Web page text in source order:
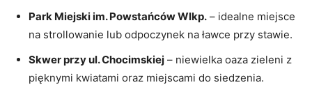
Park Miejski im. Powstańców Wlkp. –⁤ idealne miejsce⁢
na strollowanie lub odpoczynek na ławce przy⁤ stawie.
Skwer przy ul. ‌Chocimskiej – niewielka oaza zieleni z‌
pięknymi kwiatami oraz miejscami ⁣do siedzenia.